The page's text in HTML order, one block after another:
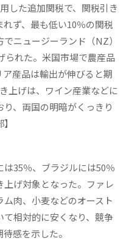
した追加関税で、関税引き
れず、最も低い10％の関税
ニュージーランド（NZ）
られた。米国市場で農産品
産品は輸出が伸びると期
上げは、ワイン産業などに
、両国の明暗がくっきり
35％、ブラジルには50％
上げ対象となった。ファレ
肉、小麦などのオースト
相対的に安くなり、競争
感を示した。